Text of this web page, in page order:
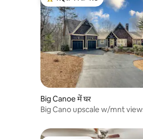
गेस्ट्स का टॉप फ़ेवरेट
Big Canoe में घर
Big Cano upscale w/mnt